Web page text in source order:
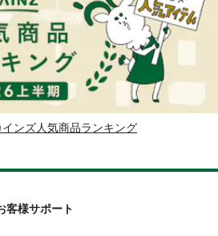
インズ人気商品ランキング
客様サポート